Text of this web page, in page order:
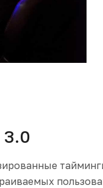
3.0